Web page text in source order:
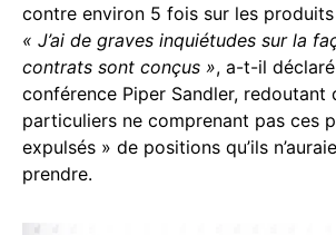
contre environ 5 fois sur les
« J’ai de graves inquiétudes sur la
contrats sont conçus », a-t-il déclaré
conférence Piper Sandler, redoutant
particuliers ne comprenant pas ces
expulsés » de positions qu’ils
prendre.